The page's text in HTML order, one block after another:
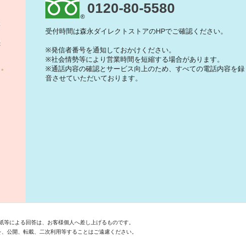
0120-80-5580
受付時間は森永ダイレクトストアのHPでご確認ください。
※発信者番号を通知しておかけください。
※社会情勢等により営業時間を短縮する場合があります。
※通話内容の確認とサービス向上のため、すべての電話内容を録
音させていただいております。
による回答は、お客様個人へ差し上げるものです。
公開、転載、二次利用等することはご遠慮ください。